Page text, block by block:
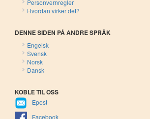
Personvernregler
Hvordan virker det?
DENNE SIDEN PÅ ANDRE SPRÅK
Engelsk
Svensk
Norsk
Dansk
KOBLE TIL OSS
Epost
Facebook